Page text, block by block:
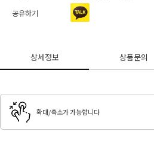
공유하기
상세정보 상품문의
확대/축소가 가능합니다